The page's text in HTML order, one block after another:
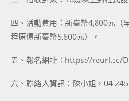
四、活動費用：新臺幣4,800元（
程原價新臺幣5,600元）。
五、報名網址：https://reurl.cc/
六、聯絡人資訊：陳小姐，04-